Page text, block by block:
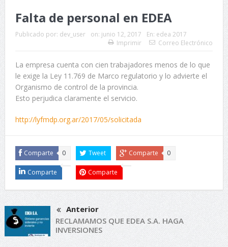
Falta de personal en EDEA
Publicado por: dev_user on: junio 12, 2017 En: edea 2017
Imprimir
Correo Electrónico
La empresa cuenta con cien trabajadores menos de lo que
le exige la Ley 11.769 de Marco regulatorio y lo advierte el
Organismo de control de la provincia.
Esto perjudica claramente el servicio.
http://lyfmdp.org.ar/2017/05/solicitada
Comparte 0 Tweet Comparte 0
Comparte Comparte
Anterior
RECLAMAMOS QUE EDEA S.A. HAGA
INVERSIONES